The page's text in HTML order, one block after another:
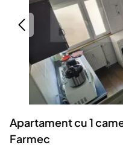
Servicii
Animale de companie
Afaceri și
Inchiriere Bunuri si
Utilaje agricole si
Piese auto si accesorii
Dacia Duster
Apartament cu 1
Farmec